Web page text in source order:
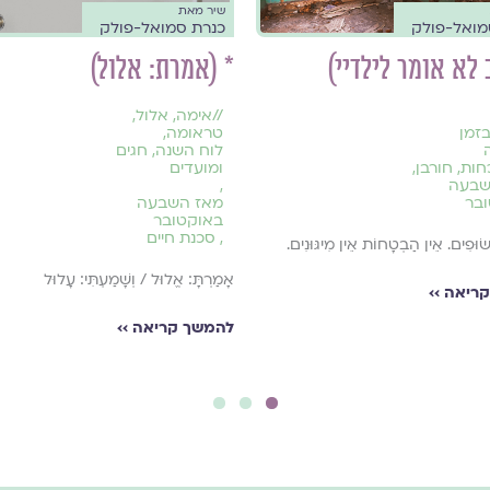
פולק
אומר לילדיי)
, חורבן,
אֵין הַבְטָחוֹת אֵין מִיגּוּנִים.
››
שיר מאת
כנרת סמואל-פולק
* (אמרת: אלול)
//אימה, אלול,
טראומה,
לוח השנה, חגים
ומועדים
,
מאז השבעה
באוקטובר
, סכנת חיים
אָמַרְתָּ: אֱלוּל / וְשָׁמַעְתִּי: עָלוּל
להמשך קריאה ››
1